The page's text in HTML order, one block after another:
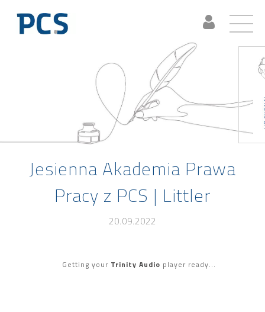
Jesienna Akademia Prawa
Pracy z PCS | Littler
20.09.2022
Getting your Trinity Audio player ready...